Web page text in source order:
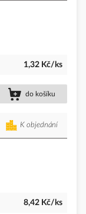
1,32 Kč/ks
do košíku
K objednání
8,42 Kč/ks